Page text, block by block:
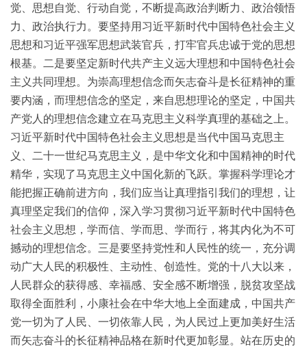
觉、思想自觉、行动自觉，不断提高政治判断力、政治领悟
力、政治执行力。要坚持用习近平新时代中国特色社会主义
思想和习近平强军思想武装官兵，打牢官兵忠诚于党的思想
根基。二是要坚定新时代共产主义远大理想和中国特色社会
主义共同理想。为崇高理想信念而矢志奋斗是长征精神的重
要内涵，而理想信念的坚定，来自思想理论的坚定，中国共
产党人的理想信念建立在马克思主义科学真理的基础之上。
习近平新时代中国特色社会主义思想是当代中国马克思主
义、二十一世纪马克思主义，是中华文化和中国精神的时代
精华，实现了马克思主义中国化新的飞跃。掌握科学理论才
能把握正确前进方向，我们应当让真理指引我们的理想，让
真理坚定我们的信仰，深入学习贯彻习近平新时代中国特色
社会主义思想，学而信、学而思、学而行，将其内化为不可
撼动的理想信念。三是要坚持党性和人民性的统一，充分调
动广大人民的积极性、主动性、创造性。党的十八大以来，
人民群众的获得感、幸福感、安全感不断增强，脱贫攻坚战
取得全面胜利，小康社会在中华大地上全面建成，中国共产
党一切为了人民、一切依靠人民，为人民过上更加美好生活
而矢志奋斗的长征精神品格在新时代更加彰显。站在历史的